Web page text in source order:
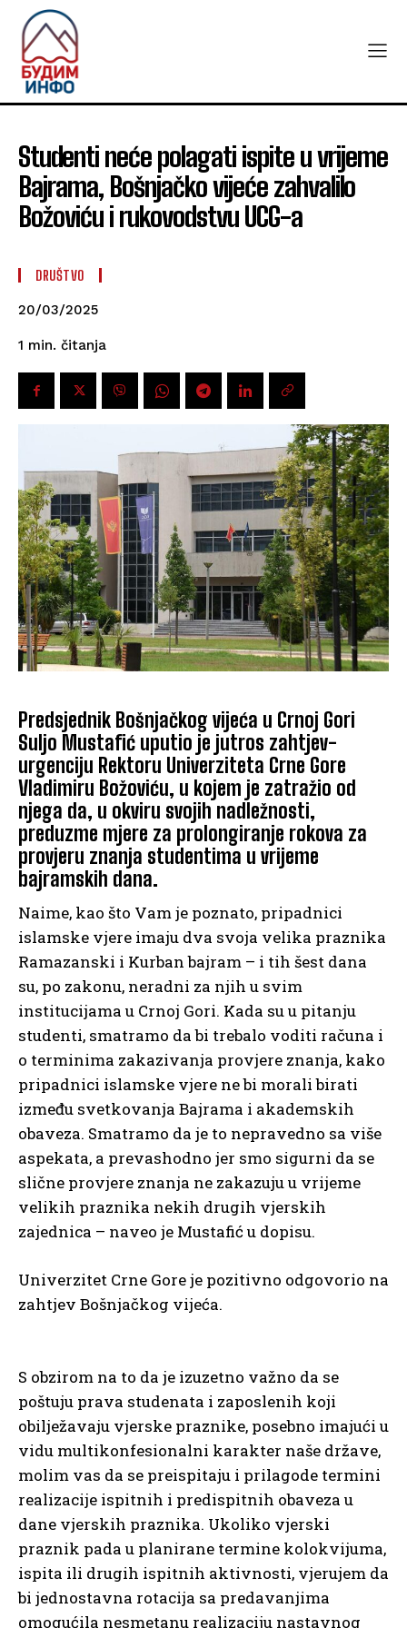
Studenti neće polagati ispite u vrijeme
Bajrama, Bošnjačko vijeće zahvalilo
Božoviću i rukovodstvu UCG-a
DRUŠTVO
20/03/2025
1 min. čitanja
Predsjednik Bošnjačkog vijeća u Crnoj Gori
Suljo Mustafić uputio je jutros zahtjev-
urgenciju Rektoru Univerziteta Crne Gore
Vladimiru Božoviću, u kojem je zatražio od
njega da, u okviru svojih nadležnosti,
preduzme mjere za prolongiranje rokova za
provjeru znanja studentima u vrijeme
bajramskih dana.
Naime, kao što Vam je poznato, pripadnici
islamske vjere imaju dva svoja velika praznika
Ramazanski i Kurban bajram – i tih šest dana
su, po zakonu, neradni za njih u svim
institucijama u Crnoj Gori. Kada su u pitanju
studenti, smatramo da bi trebalo voditi računa i
o terminima zakazivanja provjere znanja, kako
pripadnici islamske vjere ne bi morali birati
između svetkovanja Bajrama i akademskih
obaveza. Smatramo da je to nepravedno sa više
aspekata, a prevashodno jer smo sigurni da se
slične provjere znanja ne zakazuju u vrijeme
velikih praznika nekih drugih vjerskih
zajednica – naveo je Mustafić u dopisu.
Univerzitet Crne Gore je pozitivno odgovorio na
zahtjev Bošnjačkog vijeća.
S obzirom na to da je izuzetno važno da se
poštuju prava studenata i zaposlenih koji
obilježavaju vjerske praznike, posebno imajući u
vidu multikonfesionalni karakter naše države,
molim vas da se preispitaju i prilagode termini
realizacije ispitnih i predispitnih obaveza u
dane vjerskih praznika. Ukoliko vjerski
praznik pada u planirane termine kolokvijuma,
ispita ili drugih ispitnih aktivnosti, vjerujem da
bi jednostavna rotacija sa predavanjima
omogućila nesmetanu realizaciju nastavnog